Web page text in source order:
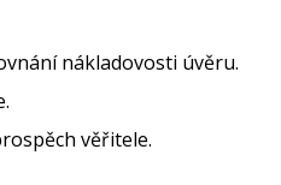
nákladovosti úvěru.
věřitele.